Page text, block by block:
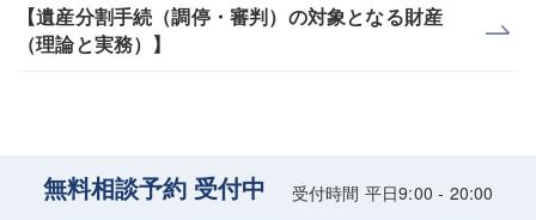
【遺産分割手続（調停・審判）の対象となる財産
（理論と実務）】
無料相談予約 受付中 受付時間 平日9:00 - 20:00